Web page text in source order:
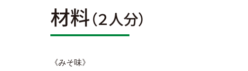
材料（２人分）
《みそ味》